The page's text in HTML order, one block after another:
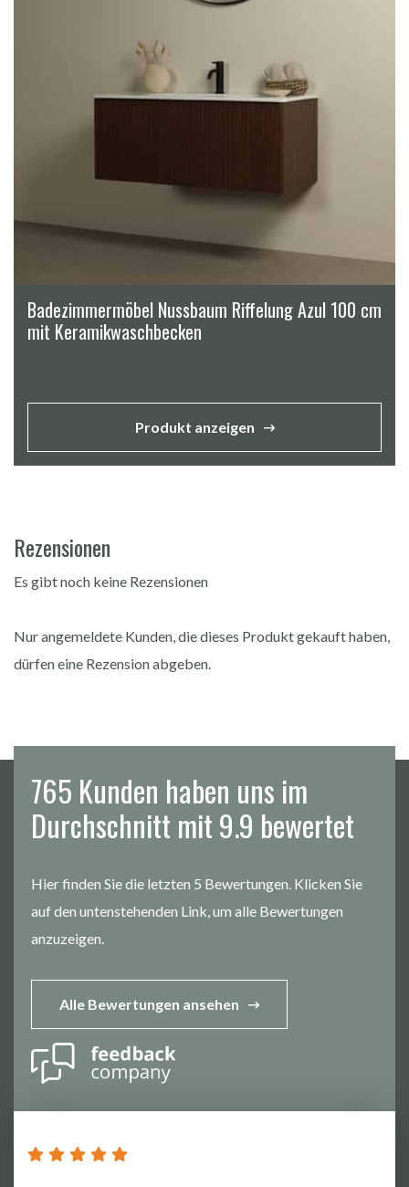
Badezimmermöbel Nussbaum Riffelung Azul 100 cm
mit Keramikwaschbecken
Produkt anzeigen
Rezensionen
Es gibt noch keine Rezensionen
Nur angemeldete Kunden, die dieses Produkt gekauft haben,
dürfen eine Rezension abgeben.
765 Kunden haben uns im
Durchschnitt mit 9.9 bewertet
Hier finden Sie die letzten 5 Bewertungen. Klicken Sie
auf den untenstehenden Link, um alle Bewertungen
anzuzeigen.
Alle Bewertungen ansehen